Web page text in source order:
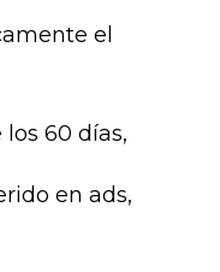
el
60 días,
en ads,